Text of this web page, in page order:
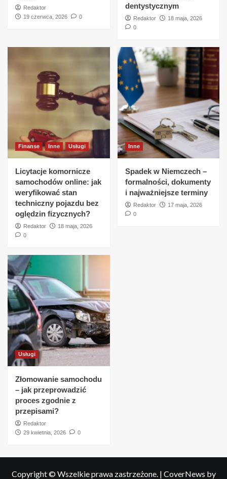
Redaktor
19 czerwca, 2026
0
dentystycznym
Redaktor
18 maja, 2026
0
Finanse Inne Usługi
Licytacje komornicze
samochodów online: jak
weryfikować stan
techniczny pojazdu bez
oględzin fizycznych?
Redaktor
18 maja, 2026
0
Inne
Spadek w Niemczech –
formalności, dokumenty
i najważniejsze terminy
Redaktor
17 maja, 2026
0
Usługi
Złomowanie samochodu
– jak przeprowadzić
proces zgodnie z
przepisami?
Redaktor
29 kwietnia, 2026
0
Copyright © Wszelkie prawa zastrzeżone. | CoverNews by